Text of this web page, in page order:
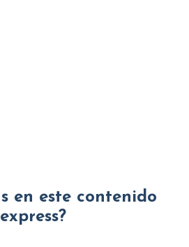
en este contenido
express?